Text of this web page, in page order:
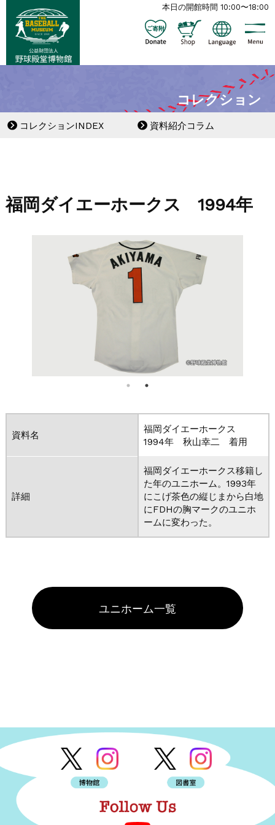
本日の開館時間 10:00〜18:00
コレクション
コレクションINDEX 資料紹介コラム
福岡ダイエーホークス 1994年
資料名
福岡ダイエーホークス
1994年 秋山幸二 着用
詳細
福岡ダイエーホークス移籍し
た年のユニホーム。1993年
にこげ茶色の縦じまから白地
にFDHの胸マークのユニホ
ームに変わった。
ユニホーム一覧